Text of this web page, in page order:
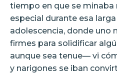
tiempo en que se
especial durante esa
adolescencia, donde uno
firmes para solidificar
aunque sea tenue— vi
y narigones se iban